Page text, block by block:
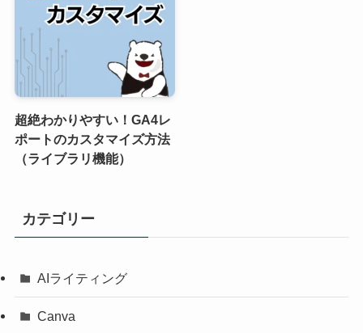
超絶わかりやすい！GA4レ
ポートのカスタマイズ方法
（ライブラリ機能）
カテゴリー
AIライティング
Canva